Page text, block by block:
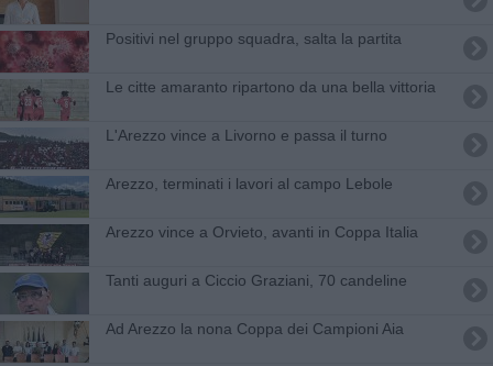
Positivi nel gruppo squadra, salta la partita
Le citte amaranto ripartono da una bella vittoria
L'Arezzo vince a Livorno e passa il turno
Arezzo, terminati i lavori al campo Lebole
Arezzo vince a Orvieto, avanti in Coppa Italia
Tanti auguri a Ciccio Graziani, 70 candeline
Ad Arezzo la nona Coppa dei Campioni Aia